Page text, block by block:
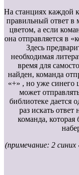
На станциях каждой
правильный ответ в
цветом, а если
она отправляется в
Здесь
необходимая
время для
найден, команда
«+» , но уже синего
может
библиотеке дается
раз искать
команда, которая
(примечание: 2